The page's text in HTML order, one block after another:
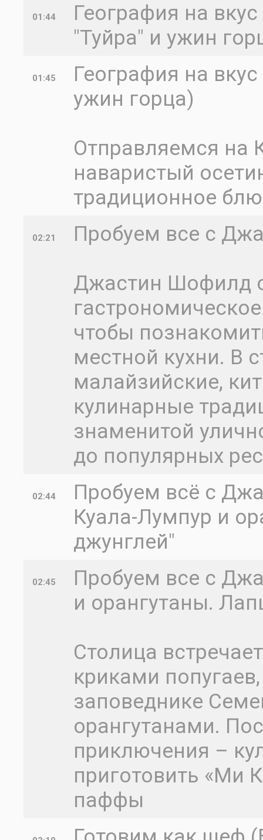
01:44
География на
"Туйра" и ужин
01:45
География на
ужин горца)
Отправляемся на
наваристый
традиционное
02:21
Пробуем все с
Джастин Шофилд
чтобы
местной кухни. В
малайзийские,
кулинарные
знаменитой
до популярных
02:44
Пробуем всё с
Куала-Лумпур и
джунглей"
02:45
Пробуем все с
и орангутаны.
Столица
криками
заповеднике
орангутанами.
приключения –
приготовить «Ми
паффы